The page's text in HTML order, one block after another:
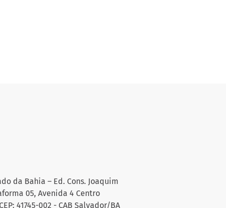
da Bahia – Ed. Cons. Joaquim
05, Avenida 4 Centro
41745-002 - CAB Salvador/BA